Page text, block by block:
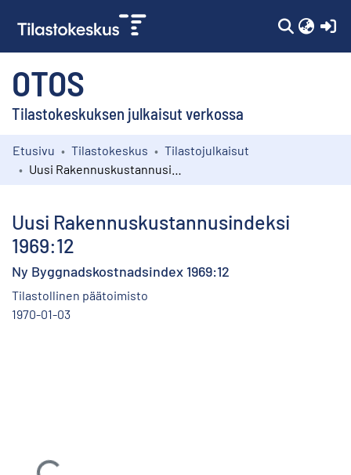
OTOS
Tilastokeskuksen julkaisut verkossa
Kokoelmat
Etusivu Tilastokeskus
Tilastojulkaisut
Uusi Rakennuskustannusindeksi
1969:12
Ny Byggnadskostnadsindex 1969:12
Tilastollinen päätoimisto
1970-01-03